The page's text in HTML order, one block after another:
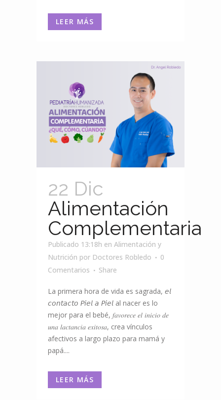
LEER MÁS
22 Dic
Alimentación
Complementaria
Publicado 13:18h en Alimentación y
Nutrición por Doctores Robledo
0
Comentarios
Share
La primera hora de vida es sagrada, 𝘦𝘭
𝘤𝘰𝘯𝘵𝘢𝘤𝘵𝘰 𝘗𝘪𝘦𝘭 𝘢 𝘗𝘪𝘦𝘭 al nacer es lo
mejor para el bebé, 𝑓𝑎𝑣𝑜𝑟𝑒𝑐𝑒 𝑒𝑙 𝑖𝑛𝑖𝑐𝑖𝑜 𝑑𝑒
𝑢𝑛𝑎 𝑙𝑎𝑐𝑡𝑎𝑛𝑐𝑖𝑎 𝑒𝑥𝑖𝑡𝑜𝑠𝑎, crea vínculos
afectivos a largo plazo para mamá y
papá....
LEER MÁS